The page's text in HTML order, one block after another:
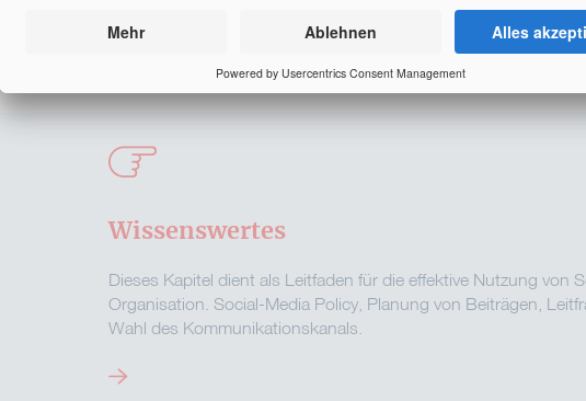
Previous
Wissenswertes
Dieses Kapitel dient als Leitfaden für die effektive Nutzung von
Organisation. Social-Media Policy, Planung von Beiträgen,
Wahl des Kommunikationskanals.